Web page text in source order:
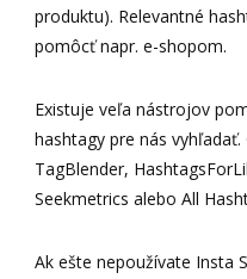
produktu). Relevantné
pomôcť napr. e-shopom.
Existuje veľa nástrojov
hashtagy pre nás
TagBlender,
Seekmetrics alebo All
Ak ešte nepoužívate Insta